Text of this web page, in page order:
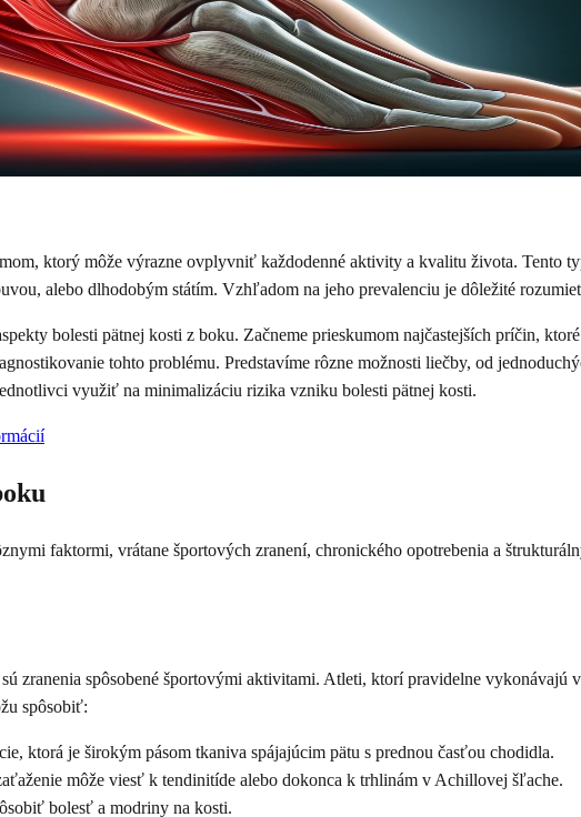
ktorý môže výrazne ovplyvniť každodenné aktivity a kvalitu života. Tento
alebo dlhodobým státím. Vzhľadom na jeho prevalenciu je dôležité
bolesti pätnej kosti z boku. Začneme prieskumom najčastejších príčin,
tohto problému. Predstavíme rôzne možnosti liečby, od
využiť na minimalizáciu rizika vzniku bolesti pätnej kosti.
faktormi, vrátane športových zranení, chronického opotrebenia a
zranenia spôsobené športovými aktivitami. Atleti, ktorí pravidelne
spôsobiť:
ktorá je širokým pásom tkaniva spájajúcim pätu s prednou časťou chodidla.
môže viesť k tendinitíde alebo dokonca k trhlinám v Achillovej šľache.
bolesť a modriny na kosti.